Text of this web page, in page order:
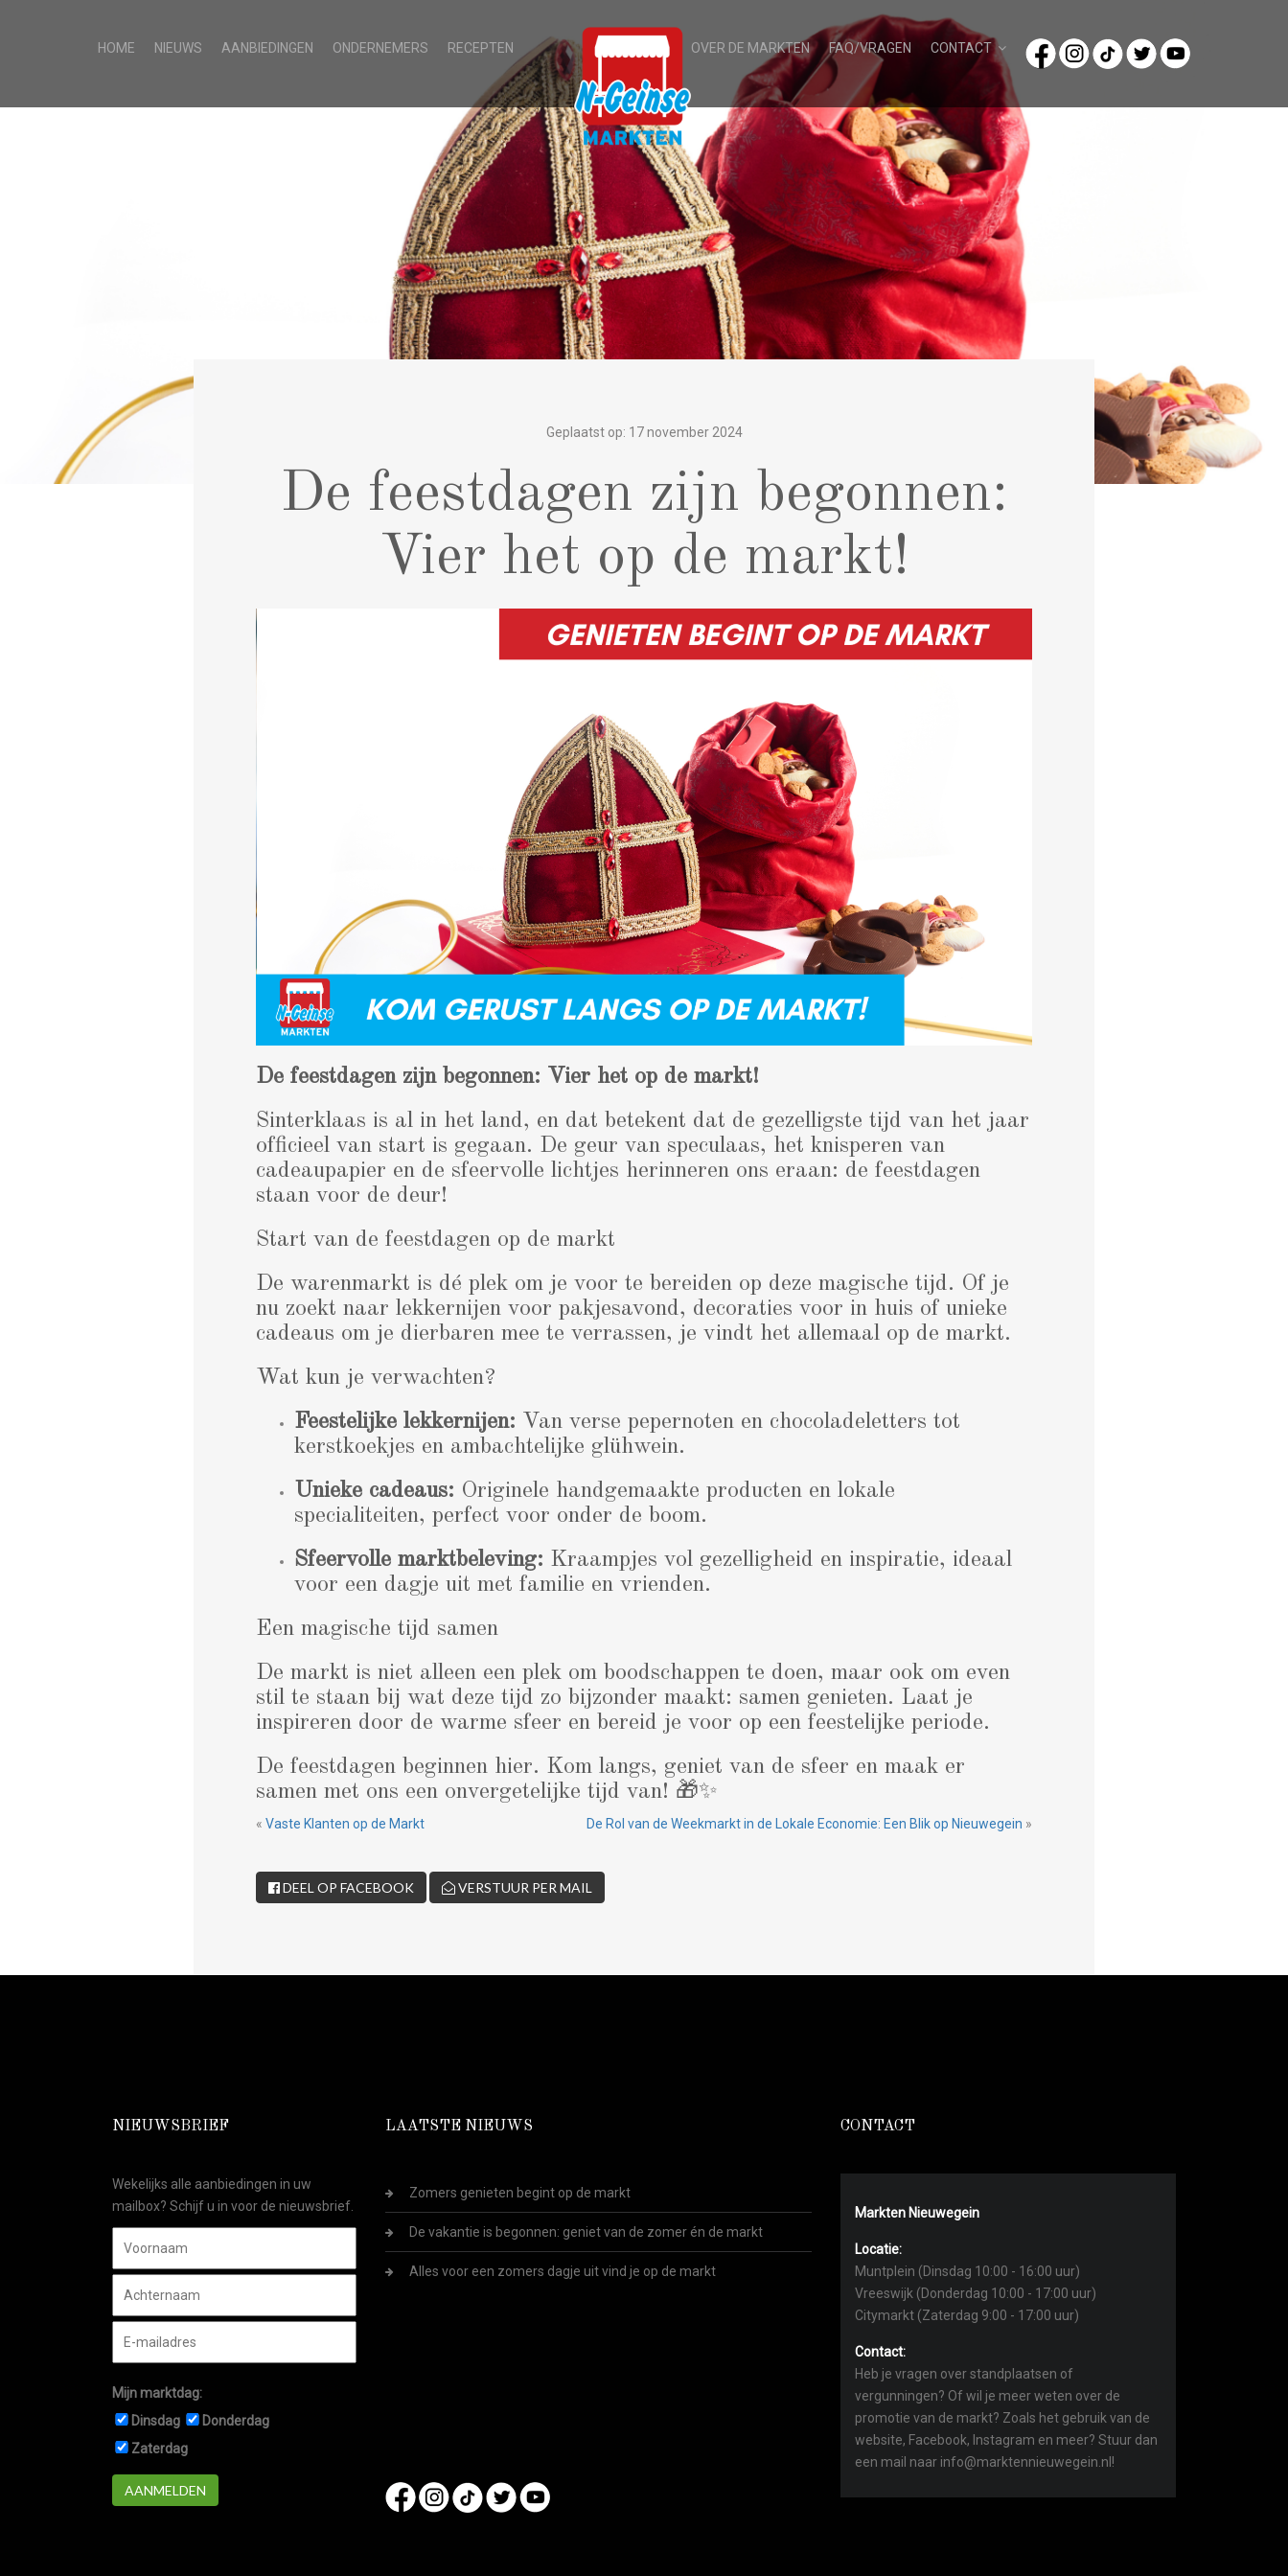
HOME NIEUWS AANBIEDINGEN ONDERNEMERS RECEPTEN OVER DE MARKTEN FAQ/VRAGEN CONTACT
Geplaatst op: 17 november 2024
De feestdagen zijn begonnen:
Vier het op de markt!
De feestdagen zijn begonnen: Vier het op de markt!
Sinterklaas is al in het land, en dat betekent dat de gezelligste tijd van het jaar
officieel van start is gegaan. De geur van speculaas, het knisperen van
cadeaupapier en de sfeervolle lichtjes herinneren ons eraan: de feestdagen
staan voor de deur!
Start van de feestdagen op de markt
De warenmarkt is dé plek om je voor te bereiden op deze magische tijd. Of je
nu zoekt naar lekkernijen voor pakjesavond, decoraties voor in huis of unieke
cadeaus om je dierbaren mee te verrassen, je vindt het allemaal op de markt.
Wat kun je verwachten?
Feestelijke lekkernijen: Van verse pepernoten en chocoladeletters tot
kerstkoekjes en ambachtelijke glühwein.
Unieke cadeaus: Originele handgemaakte producten en lokale
specialiteiten, perfect voor onder de boom.
Sfeervolle marktbeleving: Kraampjes vol gezelligheid en inspiratie, ideaal
voor een dagje uit met familie en vrienden.
Een magische tijd samen
De markt is niet alleen een plek om boodschappen te doen, maar ook om even
stil te staan bij wat deze tijd zo bijzonder maakt: samen genieten. Laat je
inspireren door de warme sfeer en bereid je voor op een feestelijke periode.
De feestdagen beginnen hier. Kom langs, geniet van de sfeer en maak er
samen met ons een onvergetelijke tijd van! 🎁✨
« Vaste Klanten op de Markt De Rol van de Weekmarkt in de Lokale Economie: Een Blik op Nieuwegein »
DEEL OP FACEBOOK VERSTUUR PER MAIL
NIEUWSBRIEF
Wekelijks alle aanbiedingen in uw
mailbox? Schijf u in voor de nieuwsbrief.
Mijn marktdag:
Dinsdag
Donderdag
Zaterdag
AANMELDEN
LAATSTE NIEUWS
Zomers genieten begint op de markt
De vakantie is begonnen: geniet van de zomer én de markt
Alles voor een zomers dagje uit vind je op de markt
CONTACT
Markten Nieuwegein
Locatie:
Muntplein (Dinsdag 10:00 - 16:00 uur)
Vreeswijk (Donderdag 10:00 - 17:00 uur)
Citymarkt (Zaterdag 9:00 - 17:00 uur)
Contact:
Heb je vragen over standplaatsen of
vergunningen? Of wil je meer weten over de
promotie van de markt? Zoals het gebruik van de
website, Facebook, Instagram en meer? Stuur dan
een mail naar info@marktennieuwegein.nl!